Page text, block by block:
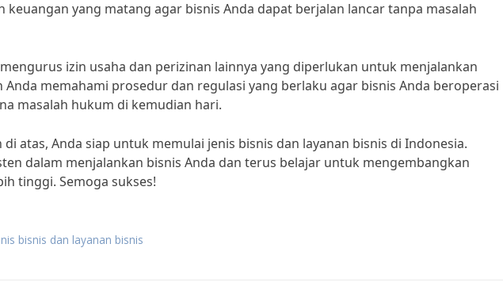
yang matang agar bisnis Anda dapat berjalan lancar tanpa masalah
izin usaha dan perizinan lainnya yang diperlukan untuk menjalankan
Anda memahami prosedur dan regulasi yang berlaku agar bisnis Anda beroperasi
masalah hukum di kemudian hari.
atas, Anda siap untuk memulai jenis bisnis dan layanan bisnis di Indonesia.
dalam menjalankan bisnis Anda dan terus belajar untuk mengembangkan
tinggi. Semoga sukses!
bisnis dan layanan bisnis